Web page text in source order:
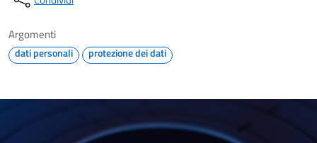
Argomenti
dati personali protezione dei dati